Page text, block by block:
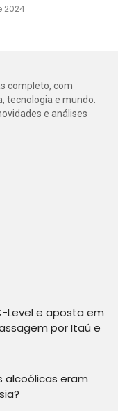
2024
completo, com
tecnologia e mundo.
e análises
Level e aposta em
por Itaú e
alcoólicas eram